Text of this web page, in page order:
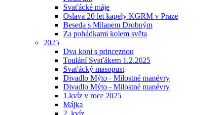
Svaťácké máje
Oslava 20 let kapely KGRM v Praze
Beseda s Milanem Drobným
Za pohádkami kolem světa
2025
Dva koni s princeznou
Toulání Svaťákem 1.2.2025
Svaťácký masopust
Divadlo Mýto - Milostné manévry
Divadlo Mýto - Milostné manévry
1.kvíz v roce 2025
Májka
2. kvíz